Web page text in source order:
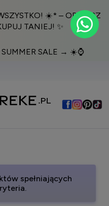
☀️* – ODBIERZ
TANIEJ! ✨
SUMMER SALE → ☀️⌚️
spełniających